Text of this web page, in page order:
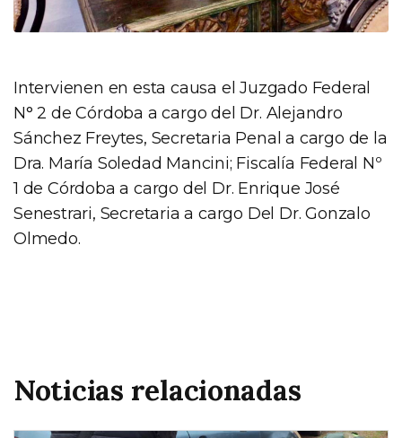
Intervienen en esta causa el Juzgado Federal
N° 2 de Córdoba a cargo del Dr. Alejandro
Sánchez Freytes, Secretaria Penal a cargo de la
Dra. María Soledad Mancini; Fiscalía Federal Nº
1 de Córdoba a cargo del Dr. Enrique José
Senestrari, Secretaria a cargo Del Dr. Gonzalo
Olmedo.
Noticias relacionadas